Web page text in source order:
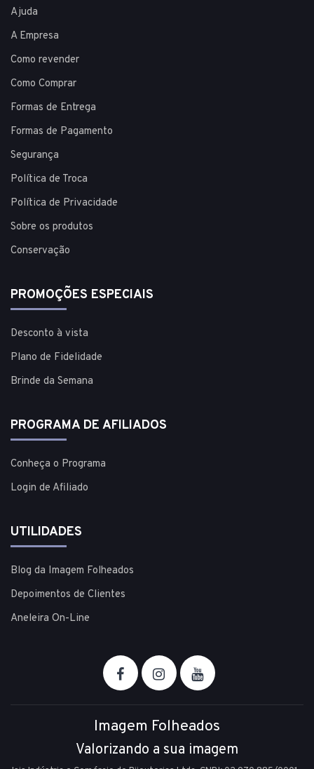
Ajuda
A Empresa
Como revender
Como Comprar
Formas de Entrega
Formas de Pagamento
Segurança
Política de Troca
Política de Privacidade
Sobre os produtos
Conservação
PROMOÇÕES ESPECIAIS
Desconto à vista
Plano de Fidelidade
Brinde da Semana
PROGRAMA DE AFILIADOS
Conheça o Programa
Login de Afiliado
UTILIDADES
Blog da Imagem Folheados
Depoimentos de Clientes
Aneleira On-Line
Imagem Folheados
Valorizando a sua imagem